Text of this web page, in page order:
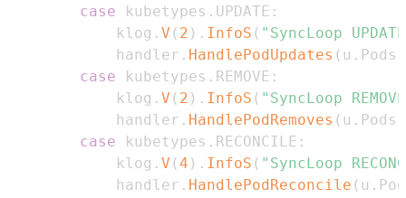
case kubetypes . UPDATE :
            klog
. V ( 2 ) . InfoS ( "SyncLoop
            handler
. HandlePodUpdates ( u . Pods
case kubetypes . REMOVE :
            klog
. V ( 2 ) . InfoS ( "SyncLoop
            handler
. HandlePodRemoves ( u . Pods
case kubetypes . RECONCILE :
            klog
. V (4 ) . InfoS ( "SyncLoop
            handler
. HandlePodReconcile ( u .